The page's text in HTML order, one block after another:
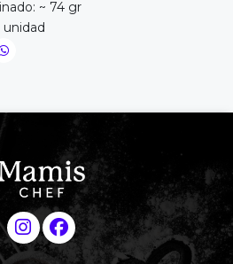
~ 74 gr
unidad